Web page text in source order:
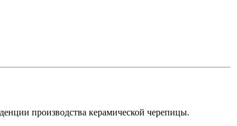
производства керамической черепицы.